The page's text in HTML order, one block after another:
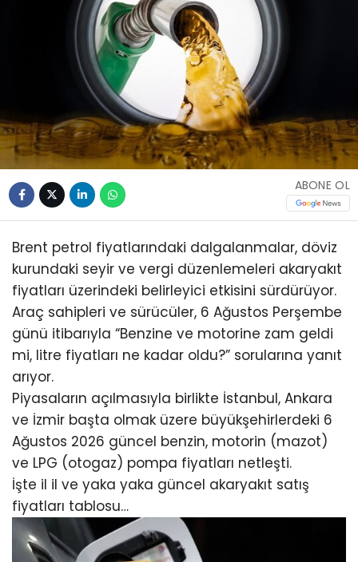
ABONE OL
Brent petrol fiyatlarındaki dalgalanmalar, döviz
kurundaki seyir ve vergi düzenlemeleri akaryakıt
fiyatları üzerindeki belirleyici etkisini sürdürüyor.
Araç sahipleri ve sürücüler, 6 Ağustos Perşembe
günü itibarıyla “Benzine ve motorine zam geldi
mi, litre fiyatları ne kadar oldu?” sorularına yanıt
arıyor.
Piyasaların açılmasıyla birlikte İstanbul, Ankara
ve İzmir başta olmak üzere büyükşehirlerdeki 6
Ağustos 2026 güncel benzin, motorin (mazot)
ve LPG (otogaz) pompa fiyatları netleşti.
İşte il il ve yaka yaka güncel akaryakıt satış
fiyatları tablosu…